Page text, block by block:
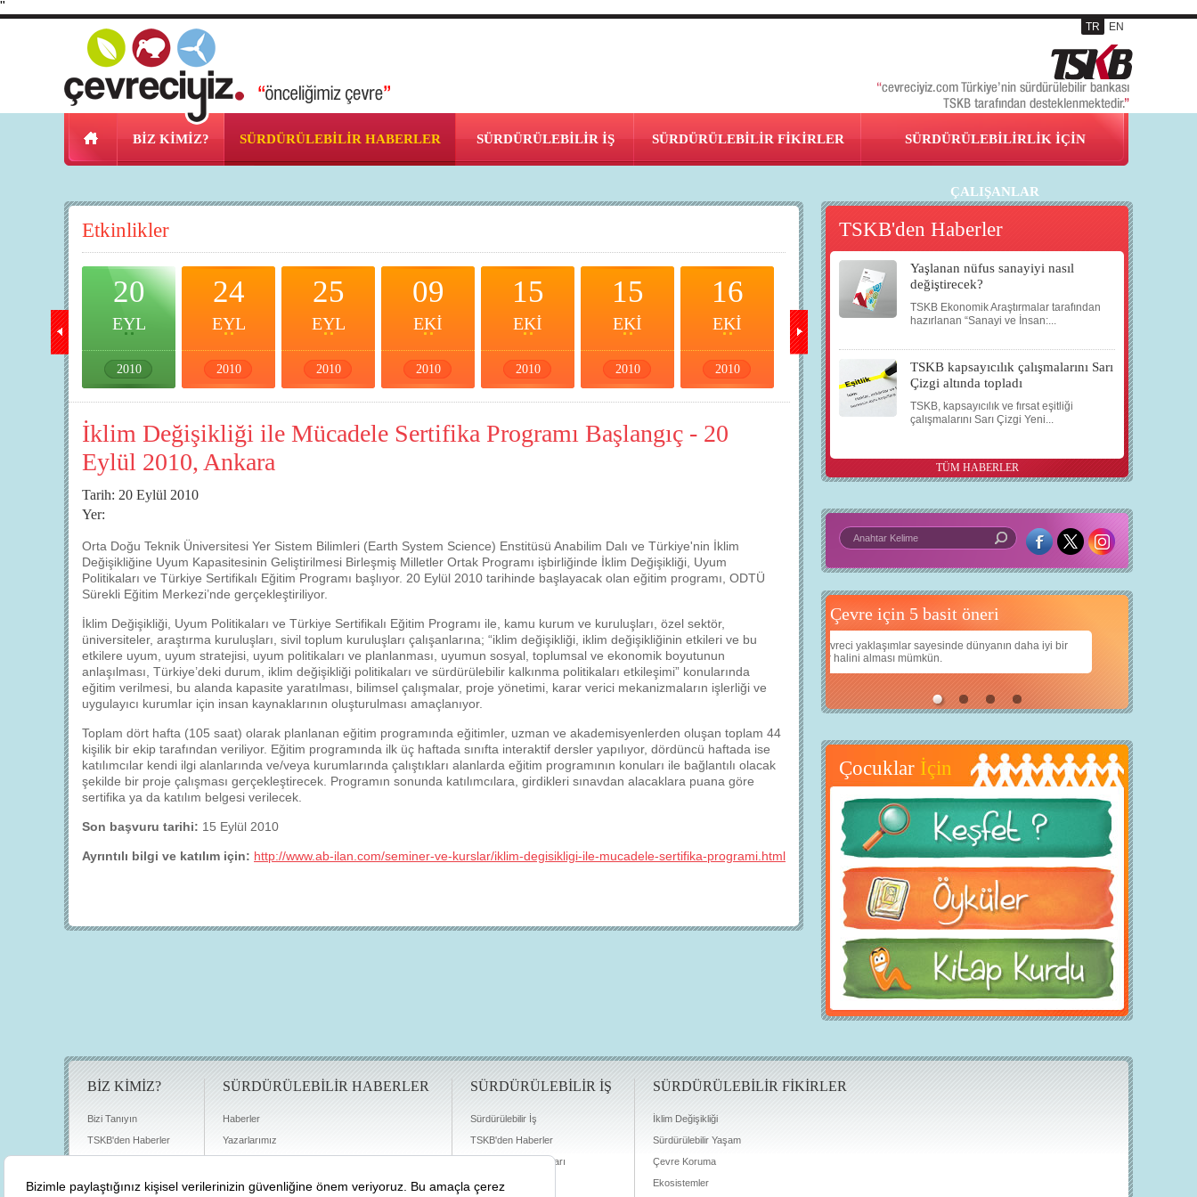
"
TR EN
BİZ KİMİZ? SÜRDÜRÜLEBİLİR HABERLER SÜRDÜRÜLEBİLİR İŞ SÜRDÜRÜLEBİLİR FİKİRLER SÜRDÜRÜLEBİLİRLİK İÇİN
ÇALIŞANLAR
Etkinlikler
20
EYL
2010
24
EYL
2010
25
EYL
2010
09
EKİ
2010
15
EKİ
2010
15
EKİ
2010
16
EKİ
2010
18
EKİ
2010
21
EKİ
2010
EKİ
2010
16
ARA
2010
İklim Değişikliği ile Mücadele Sertifika Programı Başlangıç - 20
Eylül 2010, Ankara
Tarih: 20 Eylül 2010
Yer:
Orta Doğu Teknik Üniversitesi Yer Sistem Bilimleri (Earth System Science) Enstitüsü Anabilim Dalı ve Türkiye'nin İklim
Değişikliğine Uyum Kapasitesinin Geliştirilmesi Birleşmiş Milletler Ortak Programı işbirliğinde İklim Değişikliği, Uyum
Politikaları ve Türkiye Sertifikalı Eğitim Programı başlıyor. 20 Eylül 2010 tarihinde başlayacak olan eğitim programı, ODTÜ
Sürekli Eğitim Merkezi’nde gerçekleştiriliyor.
İklim Değişikliği, Uyum Politikaları ve Türkiye Sertifikalı Eğitim Programı ile, kamu kurum ve kuruluşları, özel sektör,
üniversiteler, araştırma kuruluşları, sivil toplum kuruluşları çalışanlarına; “iklim değişikliği, iklim değişikliğinin etkileri ve bu
etkilere uyum, uyum stratejisi, uyum politikaları ve planlanması, uyumun sosyal, toplumsal ve ekonomik boyutunun
anlaşılması, Türkiye’deki durum, iklim değişikliği politikaları ve sürdürülebilir kalkınma politikaları etkileşimi” konularında
eğitim verilmesi, bu alanda kapasite yaratılması, bilimsel çalışmalar, proje yönetimi, karar verici mekanizmaların işlerliği ve
uygulayıcı kurumlar için insan kaynaklarının oluşturulması amaçlanıyor.
Toplam dört hafta (105 saat) olarak planlanan eğitim programında eğitimler, uzman ve akademisyenlerden oluşan toplam 44
kişilik bir ekip tarafından veriliyor. Eğitim programında ilk üç haftada sınıfta interaktif dersler yapılıyor, dördüncü haftada ise
katılımcılar kendi ilgi alanlarında ve/veya kurumlarında çalıştıkları alanlarda eğitim programının konuları ile bağlantılı olacak
şekilde bir proje çalışması gerçekleştirecek. Programın sonunda katılımcılara, girdikleri sınavdan alacaklara puana göre
sertifika ya da katılım belgesi verilecek.
Son başvuru tarihi: 15 Eylül 2010
Ayrıntılı bilgi ve katılım için: http://www.ab-ilan.com/seminer-ve-kurslar/iklim-degisikligi-ile-mucadele-sertifika-programi.html
TSKB'den Haberler
Yaşlanan nüfus sanayiyi nasıl
değiştirecek?
TSKB Ekonomik Araştırmalar tarafından
hazırlanan “Sanayi ve İnsan:...
TSKB kapsayıcılık çalışmalarını Sarı
Çizgi altında topladı
TSKB, kapsayıcılık ve fırsat eşitliği
çalışmalarını Sarı Çizgi Yeni...
TÜM HABERLER
Çevre için 5 basit öneri
Çevreci yaklaşımlarsayesinde dünyanın daha iyi bir
yer halini alması mümkün.
Daha iyi bir dünya için yapay zekâ
Çocuklarımıza daha güzel bir dünya bırakabilmek için
teknolojiden nasıl yararlanırız?
Çocuklar İçin
BİZ KİMİZ?
Bizi Tanıyın
TSKB'den Haberler
Basın Odası
SÜRDÜRÜLEBİLİR HABERLER
Haberler
Yazarlarımız
Sürdürülebilirlik Kütüphanesi
SÜRDÜRÜLEBİLİR İŞ
Sürdürülebilir İş
TSKB'den Haberler
Finansman Olanakları
SÜRDÜRÜLEBİLİR FİKİRLER
İklim Değişikliği
Sürdürülebilir Yaşam
Çevre Koruma
Ekosistemler